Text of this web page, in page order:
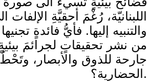
اللبنانيّة، رُغْمَ أحقيَّةِ الإلفات
والتنبيه إليها. فأيُّ فائدةٍ
من نشر تحقيقاتٍ لجرائمَ
جارحة للذوق والأبصار،
الحضارية؟.